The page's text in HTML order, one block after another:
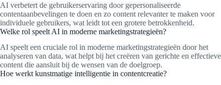
AI verbetert de gebruikerservaring door gepersonaliseerde
contentaanbevelingen te doen en zo content relevanter te maken voor
individuele gebruikers, wat leidt tot een grotere betrokkenheid.
Welke rol speelt AI in moderne marketingstrategieën?
AI speelt een cruciale rol in moderne marketingstrategieën door het
analyseren van data, wat helpt bij het creëren van gerichte en effectieve
content die aansluit bij de wensen van de doelgroep.
Hoe werkt kunstmatige intelligentie in contentcreatie?